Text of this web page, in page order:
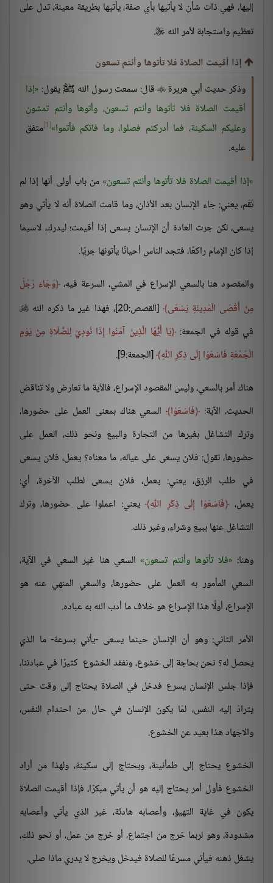
إليها، فهي ذات شأن لا يأتيها بأي صفة، يأتيها بطريقة معينة، تدل على
تعظيم واستجابة لأمر الله 
.
إذا أقيمت الصلاة فلا تأتوها وأنتم تسعون
وذكر حديث أبي هريرة قال: سمعت رسول الله ﷺ يقول: إذا
أقيمت الصلاة فلا تأتوها وأنتم تسعون، وأتوها وأنتم تمشون
وعليكم السكينة، فما أدركتم فصلوا، وما فاتكم فأتموا [1] متفق
عليه.
إذا أقيمت الصلاة فلا تأتوها وأنتم تسعون من باب أولى أنها إذا لم
تُقَم، يعني: جاء الإنسان بعد الأذان، وما قامت الصلاة أنه لا يأتي وهو
يسعى، لكن جرت العادة أن الإنسان يسعى إذا أقيمت؛ ليدرك، لاسيما
إذا كان الإمام راكعًا، فتجد الناس أحيانًا يأتونها جريًا.
والمقصود هنا بالسعي الإسراع في المشي، السرعة فيه، وَجَاءَ رَجُلٌ
مِنْ أَقْصَى الْمَدِينَةِ يَسْعَى [القصص:20]، فهذا غير ما ذكره الله 
في قوله في الجمعة: يَا أَيُّهَا الَّذِينَ آمَنُوا إِذَا نُودِيَ لِلصَّلَاةِ مِنْ يَوْمِ
الْجُمُعَةِ فَاسْعَوْا إِلَى ذِكْرِ اللَّهِ [الجمعة:9].
هناك أمر بالسعي، وليس المقصود الإسراع، فالآية ما تعارض ولا تناقض
الحديث، الآية:
فَاسْعَوْا السعي هناك بمعنى العمل على حضورها،
وترك التشاغل بغيرها من التجارة والبيع ونحو ذلك، العمل على
حضورها، تقول: فلان يسعى على عياله، ما معناه؟ يعمل، فلان يسعى
في طلب الرزق، يعني: يعمل، فلان يسعى لطلب الآخرة، أي:
يعمل، فَاسْعَوْا إِلَى ذِكْرِ اللَّهِ يعني: اعملوا على حضورها، وترك
التشاغل عنها ببيع وشراء، وغير ذلك.
وهنا: فلا تأتوها وأنتم تسعون السعي هنا غير السعي في الآية،
السعي المأمور به العمل على حضورها، والسعي المنهي عنه هو
الإسراع، أولًا هذا الإسراع هو خلاف ما أدب الله به عباده.
الأمر الثاني: وهو أن الإنسان حينما يسعى -يأتي بسرعة- ما الذي
يحصل له؟ نحن بحاجة إلى خشوع، ونفقد الخشوع كثيرًا في عبادتنا،
فإذا جلس الإنسان يسرع فدخل في الصلاة يحتاج إلى وقت حتى
يترادّ إليه النفس، لمّا يكون الإنسان في حال من احتدام النفس،
والاجهاد هذا بعيد عن الخشوع.
الخشوع يحتاج إلى طمأنينة، ويحتاج إلى سكينة، ولهذا من أراد
الخشوع فأول أمر يحتاج إليه هو أن يأتي مبكرًا، فإذا أقيمت الصلاة
يكون في غاية التهيؤ، وأعصابه هادئة، غير الذي يأتي وأعصابه
مشدودة، وهو لربما خرج من اجتماع، أو خرج من عمل، أو نحو ذلك،
يشغل ذهنه فيأتي مسرعًا للصلاة فيدخل ويخرج لا يدري ماذا صلى.